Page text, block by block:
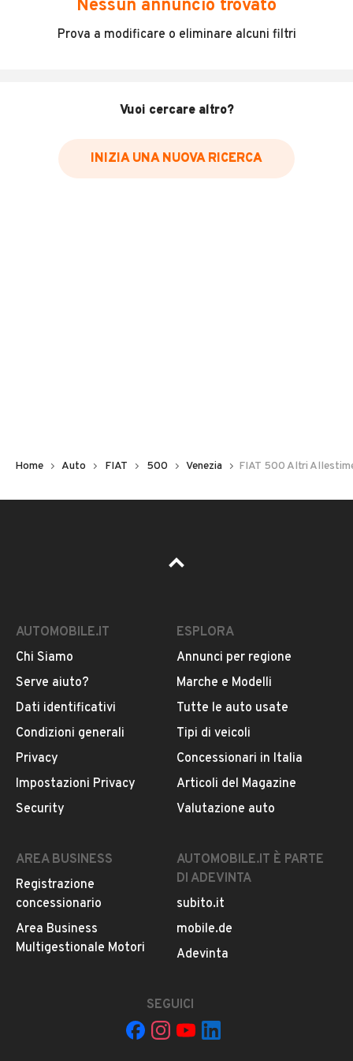
* Il canone mensile dei veicoli a noleggio può variare in base alla
durata del contratto, al numero di km inclusi e all'importo versato
Nuova 500 - Red Berlina
Marca
FIAT
Modello
Versione
-
Carburante
Elettrico
Immatricolazione
Maggio 2022
VEDI TUTTI
VENDITORE
Iscritto da più di 4 anni
Nessun annuncio trovato
Prova a modificare o eliminare alcuni filtri
Vuoi cercare altro?
INIZIA UNA NUOVA RICERCA
Home Auto FIAT 500 Venezia FIAT 500 Altri
AUTOMOBILE.IT
Chi Siamo
Serve aiuto?
Dati identificativi
Condizioni generali
Privacy
Impostazioni Privacy
Security
ESPLORA
Annunci per regione
Marche e Modelli
Tutte le auto usate
Tipi di veicoli
Concessionari in Italia
Articoli del Magazine
Valutazione auto
AREA BUSINESS
Registrazione
concessionario
Area Business
Multigestionale Motori
AUTOMOBILE.IT È PARTE
DI ADEVINTA
subito.it
mobile.de
Adevinta
SEGUICI